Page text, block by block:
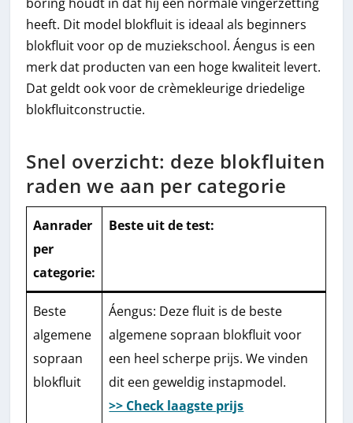
heeft. Dit model blokfluit is ideaal als beginners
blokfluit voor op de muziekschool. Áengus is een
merk dat producten van een hoge kwaliteit levert.
Dat geldt ook voor de crèmekleurige driedelige
blokfluitconstructie.
Snel overzicht: deze blokfluiten
raden we aan per categorie
Aanrader
per
categorie:
Beste uit de test:
Beste
algemene
sopraan
blokfluit
Áengus: Deze fluit is de beste
algemene sopraan blokfluit voor
een heel scherpe prijs. We vinden
dit een geweldig instapmodel.
>> Check laagste prijs